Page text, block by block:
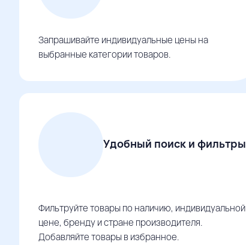
Запрашивайте индивидуальные цены на
выбранные категории товаров.
Удобный поиск и фильтры
Фильтруйте товары по наличию, индивидуальной
цене, бренду и стране производителя.
Добавляйте товары в избранное.